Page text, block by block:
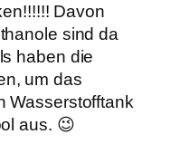
Davon
sind da
haben die
um das
Wasserstofftank
aus. 😉